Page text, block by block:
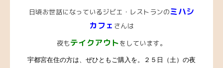
日頃お世話になっているジビエ・レストランのミハシ
カフェ さんは
夜もテイクアウトをしています。
宇都宮在住の方は、ぜひともご購入を。２５日（土）の夜